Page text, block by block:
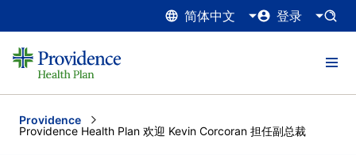
简体中文 登录
Providence
Current:
Providence Health Plan 欢迎 Kevin Corcoran 担任副总裁